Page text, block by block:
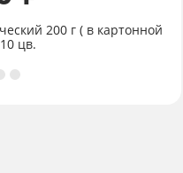
200 г ( в картонной
цв.